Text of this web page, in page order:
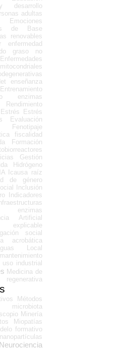
desarrollo
adultas
Emociones
de Base
renovables
enfermedad
graso no
Enfermedades
enseñanza
Entrenamiento
enzimas
Estrés
Estrés
Evaluación
Fenotipaje
fiscalidad
Formación
Gestión
Hidrógeno
IA
Icausa raíz
de género
Inclusión
Indicadores
Artificial
social
acrobática
Local
mantenimiento
uso industrial
Medicina de
Métodos
microbiota
Minería
Miopatías
formativo
nanopartículas
Neurociencia